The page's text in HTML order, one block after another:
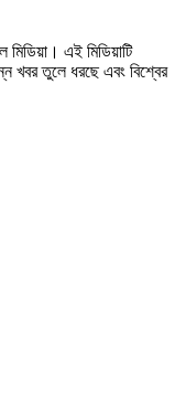
এই মিডিয়াটি
খবর তুলে ধরছে এবং বিশ্বের